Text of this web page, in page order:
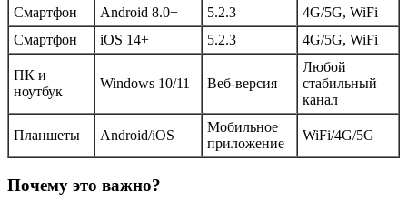
Смартфон Android 8.0+ 5.2.3
4G/5G, WiFi
Смартфон
iOS 14+ 5.2.3 4G/5G, WiFi
ПК и
ноутбук
Windows 10/11 Веб-версия
Любой
стабильный
канал
Планшеты Android/iOS
Мобильное
приложение
WiFi/4G/5G
Почему это важно?